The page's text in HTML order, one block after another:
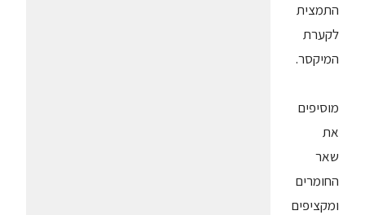
התמצית
לקערת
המיקסר.
מוסיפים
את
שאר
החומרים
ומקציפים